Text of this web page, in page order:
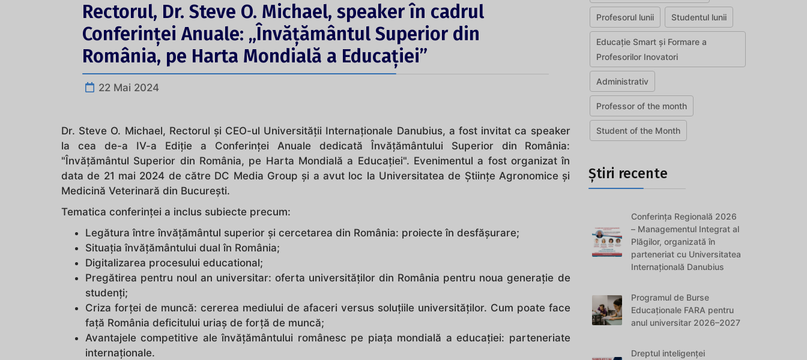
Rectorul, Dr. Steve O. Michael, speaker în cadrul
Conferinței Anuale: „Învățământul Superior din
România, pe Harta Mondială a Educației”
22 Mai 2024
Dr. Steve O. Michael, Rectorul și CEO-ul Universității Internaționale Danubius, a fost invitat ca speaker
la cea de-a IV-a Ediție a Conferinței Anuale dedicată Învățământului Superior din România:
"Învățământul Superior din România, pe Harta Mondială a Educației". Evenimentul a fost organizat în
data de 21 mai 2024 de către DC Media Group și a avut loc la Universitatea de Științe Agronomice și
Medicină Veterinară din București.
Tematica conferinței a inclus subiecte precum:
Legătura între învățământul superior și cercetarea din România: proiecte în desfășurare;
Situația învățământului dual în România;
Digitalizarea procesului educational;
Pregătirea pentru noul an universitar: oferta universităților din România pentru noua generație de
studenți;
Criza forței de muncă: cererea mediului de afaceri versus soluțiile universităților. Cum poate face
față România deficitului uriaș de forță de muncă;
Avantajele competitive ale învățământului românesc pe piața mondială a educației: parteneriate
internaționale.
Profesorul lunii Studentul lunii
Educație Smart și Formare a
Profesorilor Inovatori
Administrativ
Professor of the month
Student of the Month
Știri recente
Conferința Regională 2026
– Managementul Integrat al
Plăgilor, organizată în
parteneriat cu Universitatea
Internațională Danubius
Programul de Burse
Educaționale FARA pentru
anul universitar 2026–2027
Dreptul inteligenței